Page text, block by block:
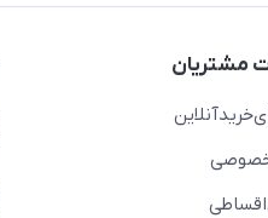
مشتریان